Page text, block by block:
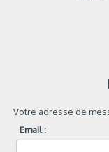
Votre adresse de
Email :